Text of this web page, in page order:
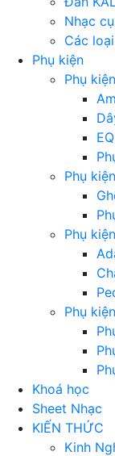
Nhạc
Các
Phụ kiện
Phụ
Phụ
Phụ
Phụ
Khoá học
Sheet Nhạc
KIẾN THỨC
Kinh